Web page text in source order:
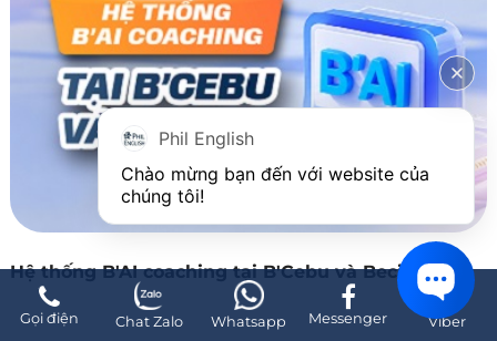
Hệ thống B'AI coaching tại B'Cebu và Beci
Gọi điện Chat Zalo Whatsapp Messenger Viber
Phil English
Chào mừng bạn đến với website của
chúng tôi!